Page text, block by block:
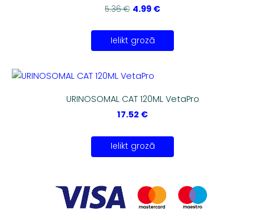
5.36 € 4.99 €
Ielikt grozā
URINOSOMAL CAT 120ML VetaPro
17.52 €
Ielikt grozā